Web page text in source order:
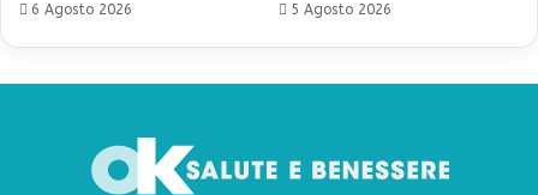
6 Agosto 2026 5 Agosto 2026